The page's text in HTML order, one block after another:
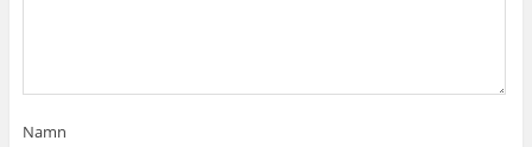
Namn